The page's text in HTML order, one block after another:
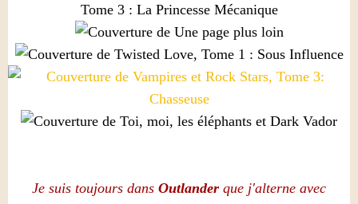
Je suis toujours dans Outlander que j'alterne avec